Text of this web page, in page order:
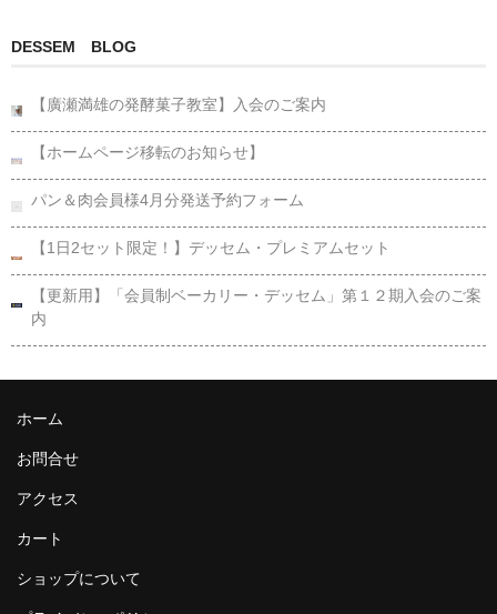
DESSEM BLOG
【廣瀬満雄の発酵菓子教室】入会のご案内
【ホームページ移転のお知らせ】
パン＆肉会員様4月分発送予約フォーム
【1日2セット限定！】デッセム・プレミアムセット
【更新用】「会員制ベーカリー・デッセム」第１２期入会のご案
内
ホーム
お問合せ
アクセス
カート
ショップについて